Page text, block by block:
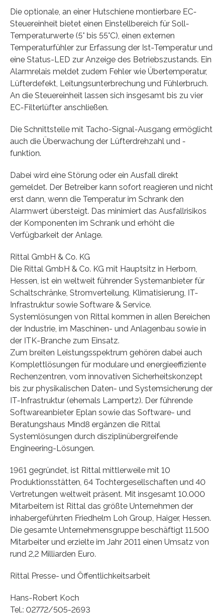
Die optionale, an einer Hutschiene montierbare EC-
Steuereinheit bietet einen Einstellbereich für Soll-
Temperaturwerte (5° bis 55°C), einen externen
Temperaturfühler zur Erfassung der Ist-Temperatur und
eine Status-LED zur Anzeige des Betriebszustands. Ein
Alarmrelais meldet zudem Fehler wie Übertemperatur,
Lüfterdefekt, Leitungsunterbrechung und Fühlerbruch.
An die Steuereinheit lassen sich insgesamt bis zu vier
EC-Filterlüfter anschließen.
Die Schnittstelle mit Tacho-Signal-Ausgang ermöglicht
auch die Überwachung der Lüfterdrehzahl und -
funktion.
Dabei wird eine Störung oder ein Ausfall direkt
gemeldet. Der Betreiber kann sofort reagieren und nicht
erst dann, wenn die Temperatur im Schrank den
Alarmwert übersteigt. Das minimiert das Ausfallrisikos
der Komponenten im Schrank und erhöht die
Verfügbarkeit der Anlage.
Rittal GmbH & Co. KG
Die Rittal GmbH & Co. KG mit Hauptsitz in Herborn,
Hessen, ist ein weltweit führender Systemanbieter für
Schaltschränke, Stromverteilung, Klimatisierung, IT-
Infrastruktur sowie Software & Service.
Systemlösungen von Rittal kommen in allen Bereichen
der Industrie, im Maschinen- und Anlagenbau sowie in
der ITK-Branche zum Einsatz.
Zum breiten Leistungsspektrum gehören dabei auch
Komplettlösungen für modulare und energieeffiziente
Rechenzentren, vom innovativen Sicherheitskonzept
bis zur physikalischen Daten- und Systemsicherung der
IT-Infrastruktur (ehemals Lampertz). Der führende
Softwareanbieter Eplan sowie das Software- und
Beratungshaus Mind8 ergänzen die Rittal
Systemlösungen durch disziplinübergreifende
Engineering-Lösungen.
1961 gegründet, ist Rittal mittlerweile mit 10
Produktionsstätten, 64 Tochtergesellschaften und 40
Vertretungen weltweit präsent. Mit insgesamt 10.000
Mitarbeitern ist Rittal das größte Unternehmen der
inhabergeführten Friedhelm Loh Group, Haiger, Hessen.
Die gesamte Unternehmensgruppe beschäftigt 11.500
Mitarbeiter und erzielte im Jahr 2011 einen Umsatz von
rund 2,2 Milliarden Euro.
Rittal Presse- und Öffentlichkeitsarbeit
Hans-Robert Koch
Tel.: 02772/505-2693